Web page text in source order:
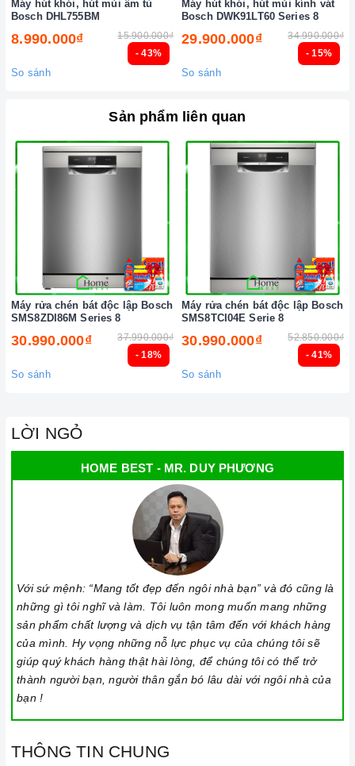
hàng tận tâm và chính sách bảo hành, hậu mãi chuyên nghiệp
nhất.
Xem thêm tại đây:
Home Best Care - Trung tâm bảo trì, sửa
- 43%
Máy hút khói, hút mùi âm tủ
Bosch DHL755BM
8.990.000₫ 15.900.000₫
So sánh
- 15%
Máy hút khói, hút mùi kính vát
Bosch DWK91LT60 Series 8
29.900.000₫ 34.990.000₫
So sánh
Sản phẩm liên quan
- 18%
Máy rửa chén bát độc lập Bosch
SMS8ZDI86M Series 8
30.990.000₫ 37.990.000₫
So sánh
- 41%
Máy rửa chén bát độc lập Bosch
SMS8TCI04E Serie 8
30.990.000₫ 52.850.000₫
So sánh
LỜI NGỎ
HOME BEST - MR. DUY PHƯƠNG
Với sứ mệnh: “Mang tốt đẹp đến ngôi nhà bạn” và đó cũng là
những gì tôi nghĩ và làm. Tôi luôn mong muốn mang những
sản phẩm chất lượng và dịch vụ tận tâm đến với khách hàng
của mình. Hy vọng những nỗ lực phục vụ của chúng tôi sẽ
giúp quý khách hàng thật hài lòng, để chúng tôi có thể trở
thành người bạn, người thân gắn bó lâu dài với ngôi nhà của
bạn !
THÔNG TIN CHUNG